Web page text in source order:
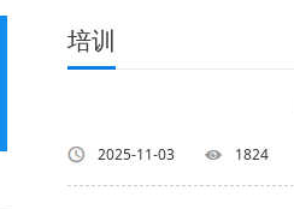
培训
2025-11-03 1824